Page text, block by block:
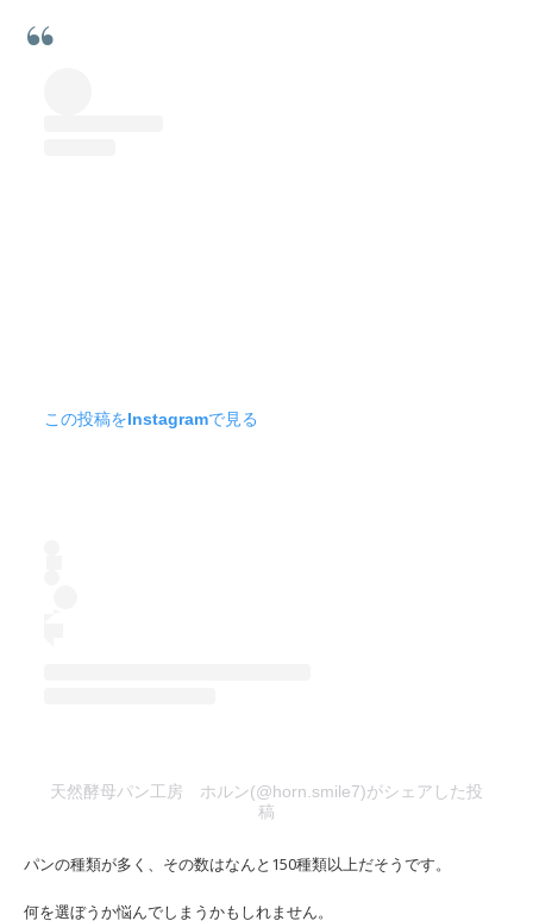
この投稿をInstagramで見る
天然酵母パン工房 ホルン(@horn.smile7)がシェアした投
稿
パンの種類が多く、その数はなんと150種類以上だそうです。
何を選ぼうか悩んでしまうかもしれません。